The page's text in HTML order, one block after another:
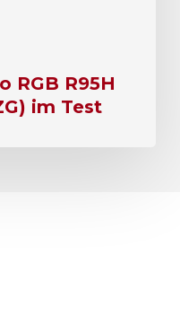
RGB R95H
im Test